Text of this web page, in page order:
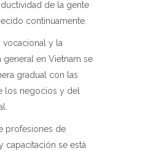
de la gente
continuamente.
vocacional y la
general en Vietnam se
gradual con las
los negocios y del
profesiones de
capacitación se está